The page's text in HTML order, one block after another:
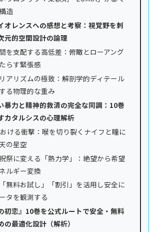
造
オレンスへの感想と考察：視覚野を刺
元的空間設計の論理
を支配する高低差：俯瞰とローアング
らす緊張感
アリズムの極致：解剖学的ディテール
る物理的な重み
暴力と精神的救済の完全な同調：10巻
カタルシスの心理解析
ける衝撃：喉を切り裂くナイフと瞳に
の星空
祭に変える「熱力学」：絶望から希望
ルギー変換
無料お試し」「割引」を活用し安全に
タを観測する
初恋』10巻を公式ルートで安全・無料
の最適化設計（解析）